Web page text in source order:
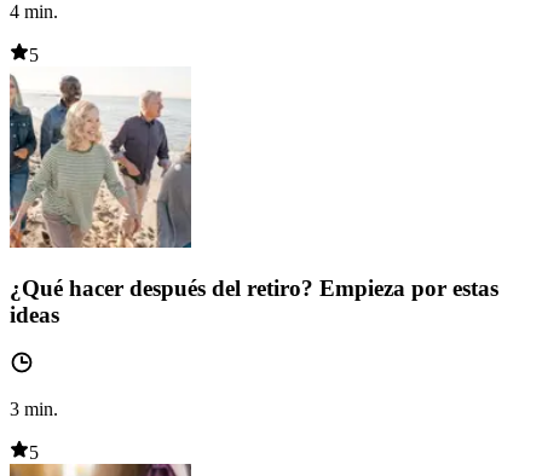
4 min.
5
¿Qué hacer después del retiro? Empieza por estas
ideas
3 min.
5